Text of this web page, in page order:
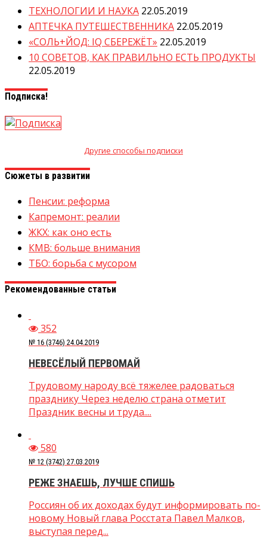
ТЕХНОЛОГИИ И НАУКА 22.05.2019
АПТЕЧКА ПУТЕШЕСТВЕННИКА 22.05.2019
«СОЛЬ+ЙОД: IQ СБЕРЕЖЁТ» 22.05.2019
10 СОВЕТОВ, КАК ПРАВИЛЬНО ЕСТЬ ПРОДУКТЫ
22.05.2019
Подписка!
Другие способы подписки
Сюжеты в развитии
Пенсии: реформа
Капремонт: реалии
ЖКХ: как оно есть
КМВ: больше внимания
ТБО: борьба с мусором
Рекомендованные статьи
352
№ 16 (3746) 24.04.2019
НЕВЕСЁЛЫЙ ПЕРВОМАЙ
Трудовому народу всё тяжелее радоваться
празднику Через неделю страна отметит
Праздник весны и труда....
580
№ 12 (3742) 27.03.2019
РЕЖЕ ЗНАЕШЬ, ЛУЧШЕ СПИШЬ
Россиян об их доходах будут информировать по-
новому Новый глава Росстата Павел Малков,
выступая перед...